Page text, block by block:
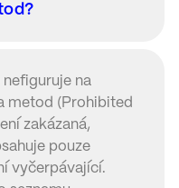
na
metod (Prohibited
zakázaná,
pouze
vyčerpávající.